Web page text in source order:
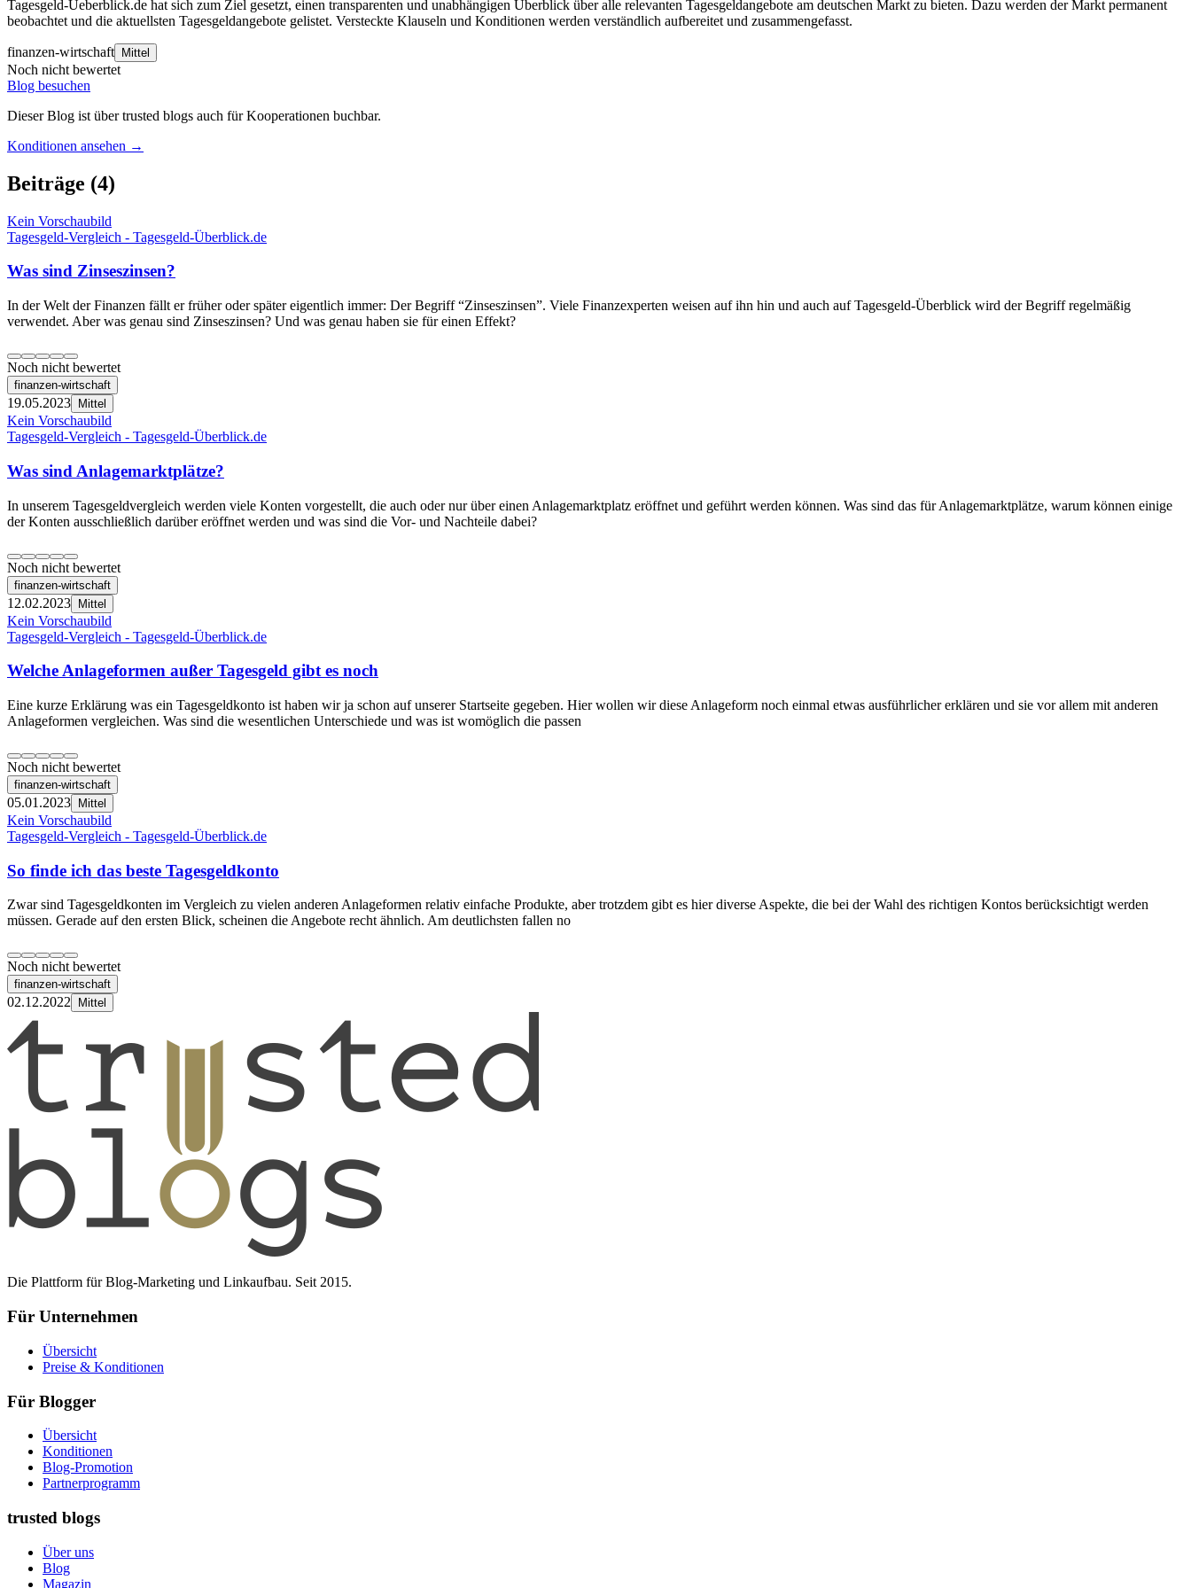
Tagesgeld-Ueberblick.de hat sich zum Ziel gesetzt, einen transparenten und unabhängigen Überblick über alle relevanten Tagesgeldangebote am deutschen Markt zu bieten. Dazu werden der Markt permanent
beobachtet und die aktuellsten Tagesgeldangebote gelistet. Versteckte Klauseln und Konditionen werden verständlich aufbereitet und zusammengefasst.
finanzen-wirtschaft Mittel
Noch nicht bewertet
Blog besuchen
Dieser Blog ist über trusted blogs auch für Kooperationen buchbar.
Konditionen ansehen →
Beiträge (4)
Kein Vorschaubild
Tagesgeld-Vergleich - Tagesgeld-Überblick.de
Was sind Zinseszinsen?
In der Welt der Finanzen fällt er früher oder später eigentlich immer: Der Begriff “Zinseszinsen”. Viele Finanzexperten weisen auf ihn hin und auch auf Tagesgeld-Überblick wird der Begriff regelmäßig
verwendet. Aber was genau sind Zinseszinsen? Und was genau haben sie für einen Effekt?
Noch nicht bewertet
finanzen-wirtschaft
19.05.2023 Mittel
Kein Vorschaubild
Tagesgeld-Vergleich - Tagesgeld-Überblick.de
Was sind Anlagemarktplätze?
In unserem Tagesgeldvergleich werden viele Konten vorgestellt, die auch oder nur über einen Anlagemarktplatz eröffnet und geführt werden können. Was sind das für Anlagemarktplätze, warum können einige
der Konten ausschließlich darüber eröffnet werden und was sind die Vor- und Nachteile dabei?
Noch nicht bewertet
finanzen-wirtschaft
12.02.2023 Mittel
Kein Vorschaubild
Tagesgeld-Vergleich - Tagesgeld-Überblick.de
Welche Anlageformen außer Tagesgeld gibt es noch
Eine kurze Erklärung was ein Tagesgeldkonto ist haben wir ja schon auf unserer Startseite gegeben. Hier wollen wir diese Anlageform noch einmal etwas ausführlicher erklären und sie vor allem mit anderen
Anlageformen vergleichen. Was sind die wesentlichen Unterschiede und was ist womöglich die passen
Noch nicht bewertet
finanzen-wirtschaft
05.01.2023 Mittel
Kein Vorschaubild
Tagesgeld-Vergleich - Tagesgeld-Überblick.de
So finde ich das beste Tagesgeldkonto
Zwar sind Tagesgeldkonten im Vergleich zu vielen anderen Anlageformen relativ einfache Produkte, aber trotzdem gibt es hier diverse Aspekte, die bei der Wahl des richtigen Kontos berücksichtigt werden
müssen. Gerade auf den ersten Blick, scheinen die Angebote recht ähnlich. Am deutlichsten fallen no
Noch nicht bewertet
finanzen-wirtschaft
02.12.2022 Mittel
Die Plattform für Blog-Marketing und Linkaufbau. Seit 2015.
Für Unternehmen
Übersicht
Preise & Konditionen
Für Blogger
Übersicht
Konditionen
Blog-Promotion
Partnerprogramm
trusted blogs
Über uns
Blog
Magazin